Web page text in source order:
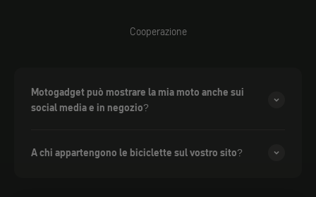
Cooperazione
Motogadget può mostrare la mia moto anche sui
social media e in negozio?
A chi appartengono le biciclette sul vostro sito?